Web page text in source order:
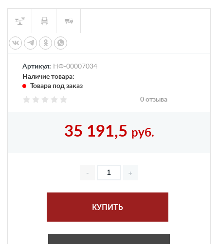
Артикул: НФ-00007034
Наличие товара:
Товара под заказ
0 отзыва
35 191,5 руб.
КУПИТЬ